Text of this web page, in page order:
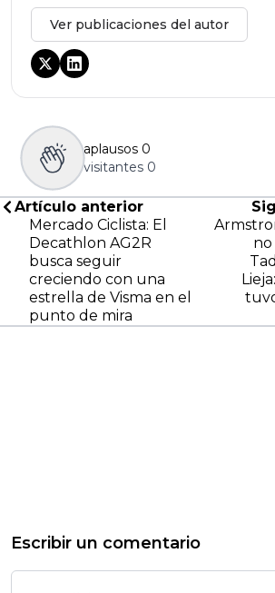
Ver publicaciones del autor
aplausos 0
visitantes 0
Artículo anterior
Mercado Ciclista: El
Decathlon AG2R
busca seguir
creciendo con una
estrella de Visma en el
punto de mira
no
Escribir un comentario